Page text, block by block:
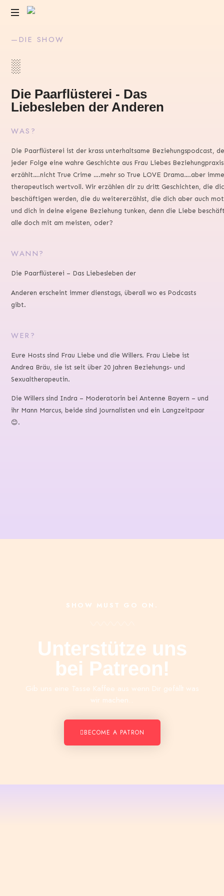
Liebesleben
—DIE SHOW
░
Die Paarflüsterei - Das
Liebesleben der Anderen
WAS?
Die Paarflüsterei ist der krass unterhaltsame Beziehungspodcast,
jeder Folge eine wahre Geschichte aus Frau Liebes Beziehungpraxis
erzählt….nicht True Crime ….mehr so True LOVE Drama….aber
therapeutisch wertvoll. Wir erzählen dir zu dritt Geschichten, die
beschäftigen werden, die du weitererzählst, die dich aber auch
und dich in deine eigene Beziehung tunken, denn die Liebe
alle doch mit am meisten, oder?
WANN?
Die Paarflüsterei – Das Liebesleben der
Anderen erscheint immer dienstags, überall wo es Podcasts
gibt.
WER?
Eure Hosts sind Frau Liebe und die Willers. Frau Liebe ist
Andrea Bräu, sie ist seit über 20 Jahren Beziehungs- und
Sexualtherapeutin.
Die Willers sind Indra – Moderatorin bei Antenne Bayern – und
ihr Mann Marcus, beide sind Journalisten und ein Langzeitpaar
😊.
SHOW MUST GO ON.
Unterstütze uns
bei Patreon!
Gib uns eine Tasse Kaffee aus wenn Dir gefällt was
wir machen..
BECOME A PATRON